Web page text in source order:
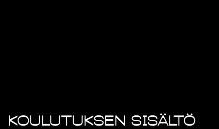
Koulutuksen sisältö